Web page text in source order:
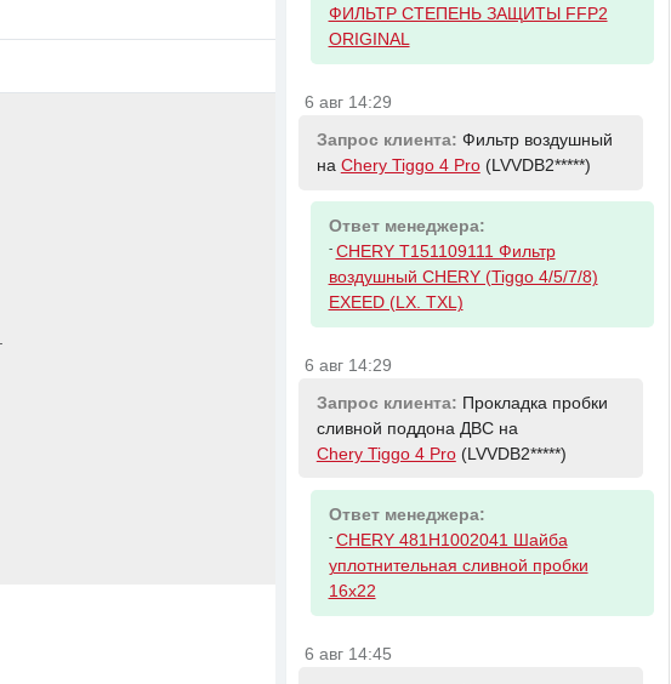
ФИЛЬТР СТЕПЕНЬ ЗАЩИТЫ FFP2
ORIGINAL
6 авг 14:29
Запрос клиента: Фильтр воздушный
на Chery Tiggo 4 Pro(LVVDB2*****)
Ответ менеджера:
- CHERY T151109111 Фильтр
воздушный CHERY (Tiggo 4/5/7/8)
EXEED (LX. TXL)
6 авг 14:29
Запрос клиента: Прокладка пробки
сливной поддона ДВС на
Chery Tiggo 4 Pro(LVVDB2*****)
Ответ менеджера:
- CHERY 481H1002041 Шайба
уплотнительная сливной пробки
16x22
6 авг 14:45